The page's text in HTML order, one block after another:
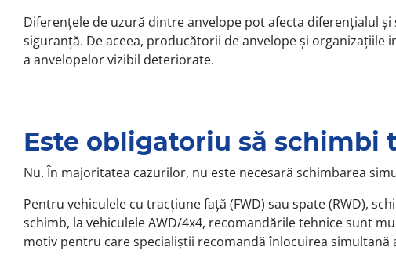
Diferențele de uzură dintre anvelope pot afecta diferențialul
siguranță. De aceea, producătorii de anvelope și
a anvelopelor vizibil deteriorate.
Este obligatoriu să schimbi
Nu. În majoritatea cazurilor, nu este necesară schimbarea
Pentru vehiculele cu tracțiune față (FWD) sau spate (RWD),
schimb, la vehiculele AWD/4x4, recomandările tehnice sunt
motiv pentru care specialiștii recomandă înlocuirea simultană